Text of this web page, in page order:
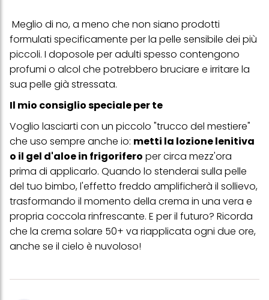
Meglio di no, a meno che non siano prodotti
formulati specificamente per la pelle sensibile dei più
piccoli. I doposole per adulti spesso contengono
profumi o alcol che potrebbero bruciare e irritare la
sua pelle già stressata.
Il mio consiglio speciale per te
Voglio lasciarti con un piccolo "trucco del mestiere"
che uso sempre anche io: metti la lozione lenitiva
o il gel d'aloe in frigorifero per circa mezz'ora
prima di applicarlo. Quando lo stenderai sulla pelle
del tuo bimbo, l'effetto freddo amplificherà il sollievo,
trasformando il momento della crema in una vera e
propria coccola rinfrescante. E per il futuro? Ricorda
che la crema solare 50+ va riapplicata ogni due ore,
anche se il cielo è nuvoloso!